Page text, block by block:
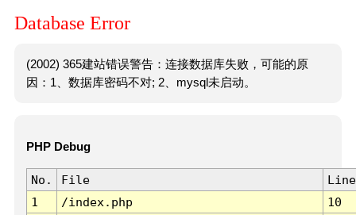
Database Error
(2002) 365建站错误警告：连接数据库失败，可能的原
因：1、数据库密码不对; 2、mysql未启动。
PHP Debug
No. File
Line
1
/index.php 10